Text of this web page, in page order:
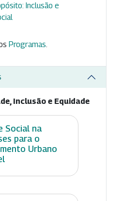
Inclusão e
Programas
Inclusão e Equidade
Social na
para o
Urbano